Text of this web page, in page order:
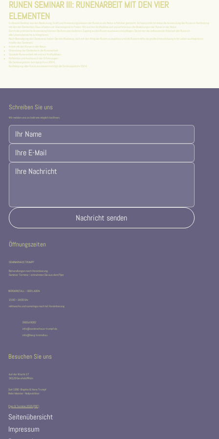
RUNEN SEMINAR III: RUNENARBEIT MIT DEN VIER
ELEMENTEN
In diesem Seminar werden Bedeutung, Kraft und Anwendungsweisen der Runen in der Natur erfahrbar gemacht. Schwerpunkt ist dabei die Anwendung der Runen in Verbindung
mit den vier Elementen. Dazu arbeiten wir überwiegend im Freien. Wir suchen Kraftplätze auf und erforschen die Beziehungen der Runen in der Natur.
Durch die praktische Anwendung können Sie Ihren persönlichen Zugang zu den Runen ausbauen und pflegen. Sie lernen die umfassende Weisheit der Runen in
alle Lebensbereiche zu integrieren.
Nach Beendigung des Seminares haben Sie das Rüstzeug, sich auf den Weg der Runen zu begeben und die Runenkräfte als große Unterstützung in Ihr Leben zu integrieren.
Inhalte des Seminars:
Arbeit mit den Runen in der Natur
Einbindung der Elemente in die Runenarbeit
Spezielle Runenarbeit mit und auf Kraftplätzen
Reflektion und Austausch der Erfahrungen
Die Seminargebühr beträgt je Kurs 200 €.
Bei Belegung aller Kurse zusammen beträgt die Seminargebühr 550 €.
Schreiben Sie uns
Wir melden uns so bald wie möglich bei Ihnen.
Nachricht senden
Öffnungszeiten
SEMINARHAUS TRUMPF
Behandlungen nach Vereinbarung
Seminar-Termine – entnehmen Sie aus dem Flyer
BERGKRISTALL – DER LADEN
15:00 – 18:00 Uhr
mittwochs und samstags nach tel. Vereinbarung
06654 8082
info@seminarhaus-trumpf.de
info@berg-kristall.eu
Besuchen Sie uns
Auf der Wacht 17
36129 Gersfeld/Rhön
Seit 1990 · Brigitte & Hans Trumpf
Reiki-Meister · Heilpraktiker
Flyer & Termine 2026 (PDF)
Seitenübersicht
Impressum